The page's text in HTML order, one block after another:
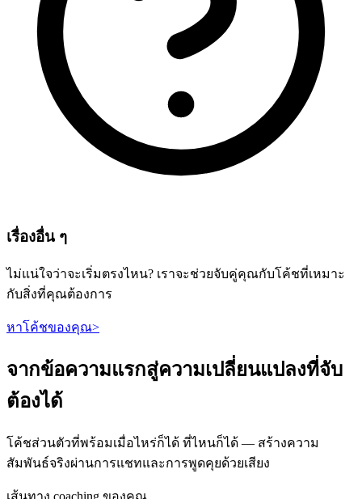
เรื่องอื่น ๆ
ไม่แน่ใจว่าจะเริ่มตรงไหน? เราจะช่วยจับคู่คุณกับโค้ชที่เหมาะ
กับสิ่งที่คุณต้องการ
หาโค้ชของคุณ>
จากข้อความแรกสู่ความเปลี่ยนแปลงที่จับ
ต้องได้
โค้ชส่วนตัวที่พร้อมเมื่อไหร่ก็ได้ ที่ไหนก็ได้ — สร้างความ
สัมพันธ์จริงผ่านการแชทและการพูดคุยด้วยเสียง
เส้นทาง coaching ของคุณ